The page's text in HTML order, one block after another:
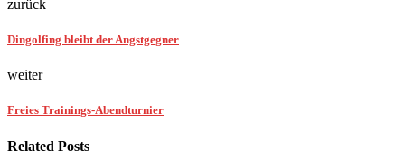
zurück
Dingolfing bleibt der Angstgegner
weiter
Freies Trainings-Abendturnier
Related Posts